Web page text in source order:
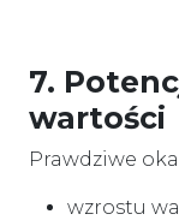
7.
wartości
Prawdziwe
wzrostu